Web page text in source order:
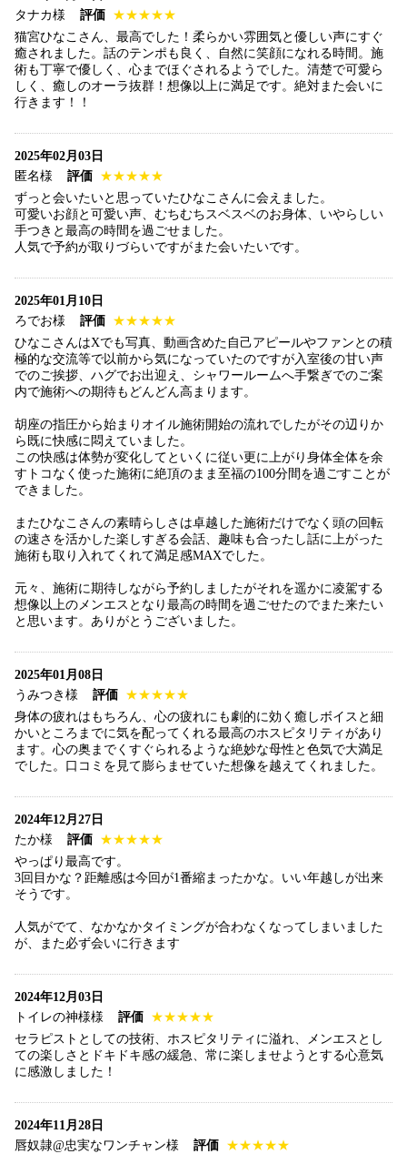
タナカ様
評価 ★★★★★
猫宮ひなこさん、最高でした！柔らかい雰囲気と優しい声にすぐ
癒されました。話のテンポも良く、自然に笑顔になれる時間。施
術も丁寧で優しく、心までほぐされるようでした。清楚で可愛ら
しく、癒しのオーラ抜群！想像以上に満足です。絶対また会いに
行きます！！
2025年02月03日
匿名様
評価 ★★★★★
ずっと会いたいと思っていたひなこさんに会えました。
可愛いお顔と可愛い声、むちむちスベスベのお身体、いやらしい
手つきと最高の時間を過ごせました。
人気で予約が取りづらいですがまた会いたいです。
2025年01月10日
ろでお様
評価 ★★★★★
ひなこさんはXでも写真、動画含めた自己アピールやファンとの積
極的な交流等で以前から気になっていたのですが入室後の甘い声
でのご挨拶、ハグでお出迎え、シャワールームへ手繋ぎでのご案
内で施術への期待もどんどん高まります。
胡座の指圧から始まりオイル施術開始の流れでしたがその辺りか
ら既に快感に悶えていました。
この快感は体勢が変化してといくに従い更に上がり身体全体を余
すトコなく使った施術に絶頂のまま至福の100分間を過ごすことが
できました。
またひなこさんの素晴らしさは卓越した施術だけでなく頭の回転
の速さを活かした楽しすぎる会話、趣味も合ったし話に上がった
施術も取り入れてくれて満足感MAXでした。
元々、施術に期待しながら予約しましたがそれを遥かに凌駕する
想像以上のメンエスとなり最高の時間を過ごせたのでまた来たい
と思います。ありがとうございました。
2025年01月08日
うみつき様
評価 ★★★★★
身体の疲れはもちろん、心の疲れにも劇的に効く癒しボイスと細
かいところまでに気を配ってくれる最高のホスピタリティがあり
ます。心の奥までくすぐられるような絶妙な母性と色気で大満足
でした。口コミを見て膨らませていた想像を越えてくれました。
2024年12月27日
たか様
評価 ★★★★★
やっぱり最高です。
3回目かな？距離感は今回が1番縮まったかな。いい年越しが出来
そうです。
人気がでて、なかなかタイミングが合わなくなってしまいました
が、また必ず会いに行きます
2024年12月03日
トイレの神様様
評価 ★★★★★
セラピストとしての技術、ホスピタリティに溢れ、メンエスとし
ての楽しさとドキドキ感の緩急、常に楽しませようとする心意気
に感激しました！
2024年11月28日
唇奴隷@忠実なワンチャン様
評価 ★★★★★